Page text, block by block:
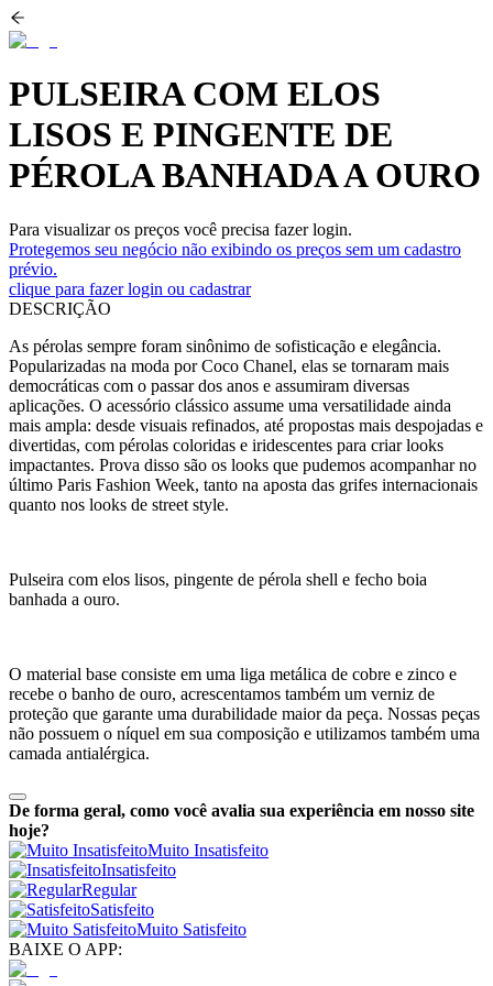
PULSEIRA COM ELOS
LISOS E PINGENTE DE
PÉROLA BANHADA A OURO
Para visualizar os preços você precisa fazer login.
Protegemos seu negócio não exibindo os preços sem um cadastro
prévio.
clique para fazer login ou cadastrar
DESCRIÇÃO
As pérolas sempre foram sinônimo de sofisticação e elegância.
Popularizadas na moda por Coco Chanel, elas se tornaram mais
democráticas com o passar dos anos e assumiram diversas
aplicações. O acessório clássico assume uma versatilidade ainda
mais ampla: desde visuais refinados, até propostas mais despojadas e
divertidas, com pérolas coloridas e iridescentes para criar looks
impactantes. Prova disso são os looks que pudemos acompanhar no
último Paris Fashion Week, tanto na aposta das grifes internacionais
quanto nos looks de street style.
Pulseira com elos lisos, pingente de pérola shell e fecho boia
banhada a ouro.
O material base consiste em uma liga metálica de cobre e zinco e
recebe o banho de ouro, acrescentamos também um verniz de
proteção que garante uma durabilidade maior da peça. Nossas peças
não possuem o níquel em sua composição e utilizamos também uma
camada antialérgica.
De forma geral, como você avalia sua experiência em nosso site
hoje?
Muito Insatisfeito
Insatisfeito
Regular
Satisfeito
Muito Satisfeito
BAIXE O APP: